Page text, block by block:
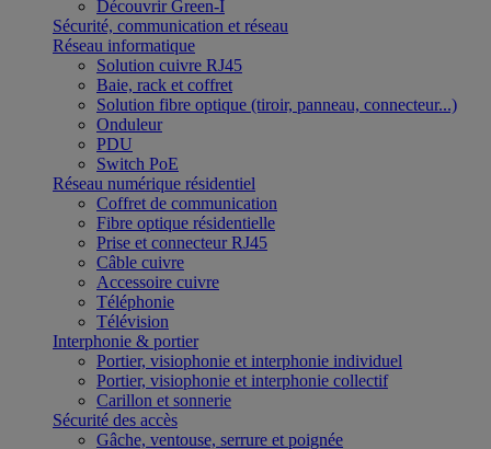
Découvrir Green-I
Sécurité, communication et réseau
Réseau informatique
Solution cuivre RJ45
Baie, rack et coffret
Solution fibre optique (tiroir, panneau, connecteur...)
Onduleur
PDU
Switch PoE
Réseau numérique résidentiel
Coffret de communication
Fibre optique résidentielle
Prise et connecteur RJ45
Câble cuivre
Accessoire cuivre
Téléphonie
Télévision
Interphonie & portier
Portier, visiophonie et interphonie individuel
Portier, visiophonie et interphonie collectif
Carillon et sonnerie
Sécurité des accès
Gâche, ventouse, serrure et poignée